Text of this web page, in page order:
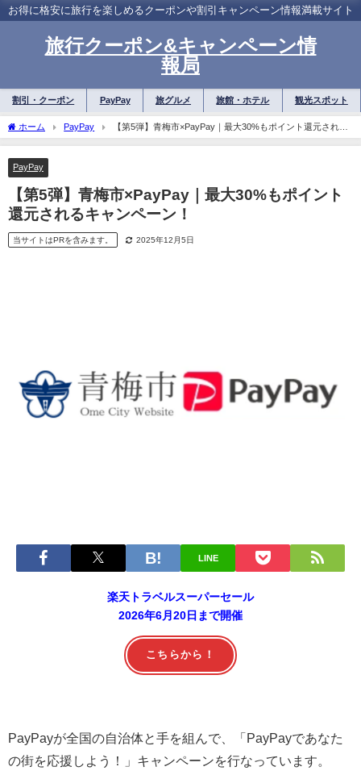
お得に格安に旅行を楽しめるクーポンや割引キャンペーン情報満載サイト
旅行クーポン&キャンペーン情
報局
割引・クーポン PayPay 旅グルメ 旅館・ホテル 観光スポット
ホーム PayPay
【第5弾】青梅市×PayPay｜最大30%もポイント還元される
キャンペーン！
PayPay
【第5弾】青梅市×PayPay｜最大30%もポイント
還元されるキャンペーン！
当サイトはPRを含みます。 2025年12月5日
LINE
楽天トラベルスーパーセール
2026年6月20日まで開催
こちらから！
PayPayが全国の自治体と手を組んで、「PayPayであなた
の街を応援しよう！」キャンペーンを行なっています。